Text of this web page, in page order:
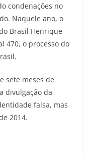
condenações no
Naquele ano, o
Brasil Henrique
470, o processo do
sete meses de
divulgação da
falsa, mas
2014.